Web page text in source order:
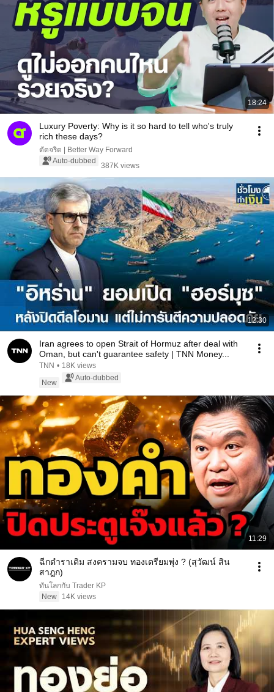
18:24
Luxury Poverty: Why is it so hard to tell who's truly
rich these days?
ดัดจริต | Better Way Forward
Auto-dubbed
387K views
12:30
Iran agrees to open Strait of Hormuz after deal with
Oman, but can't guarantee safety | TNN Money...
TNN • 18K views
New
Auto-dubbed
11:29
ฉีกตำราเดิม สงครามจบ ทองเตรียมพุ่ง ? (สุวัฒน์ สิน
สาฎก)
ทันโลกกับ Trader KP
New
14K views